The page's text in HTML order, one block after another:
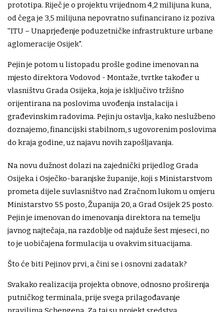
prototipa. Riječ je o projektu vrijednom 4,2 milijuna kuna,
od čega je 3,5 milijuna nepovratno sufinancirano iz poziva
''ITU – Unaprjeđenje poduzetničke infrastrukture urbane
aglomeracije Osijek".
Pejin je potom u listopadu prošle godine imenovan na
mjesto direktora Vodovod - Montaže, tvrtke također u
vlasništvu Grada Osijeka, koja je isključivo tržišno
orijentirana na poslovima uvođenja instalacija i
građevinskim radovima. Pejin ju ostavlja, kako neslužbeno
doznajemo, financijski stabilnom, s ugovorenim poslovima
do kraja godine, uz najavu novih zapošljavanja.
Na novu dužnost dolazi na zajednički prijedlog Grada
Osijeka i Osječko-baranjske županije, koji s Ministarstvom
prometa dijele suvlasništvo nad Zračnom lukom u omjeru
Ministarstvo 55 posto, Županija 20, a Grad Osijek 25 posto.
Pejin je imenovan do imenovanja direktora na temelju
javnog najtečaja, na razdoblje od najduže šest mjeseci, no
to je uobičajena formulacija u ovakvim situacijama.
Što će biti Pejinov prvi, a čini se i osnovni zadatak?
Svakako realizacija projekta obnove, odnosno proširenja
putničkog terminala, prije svega prilagođavanje